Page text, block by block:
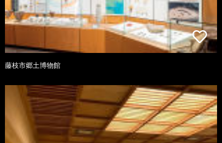
藤枝市郷土博物館